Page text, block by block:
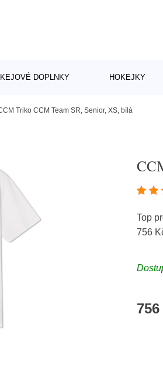
DOPLNKY HOKEJKY
Triko CCM Team SR, Senior, XS, bílá
Top
756